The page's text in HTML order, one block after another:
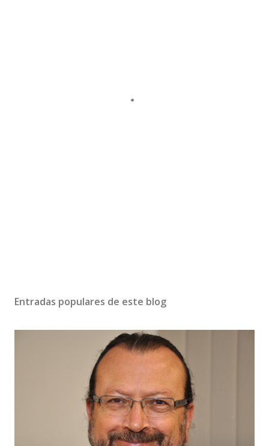
Entradas populares de este blog